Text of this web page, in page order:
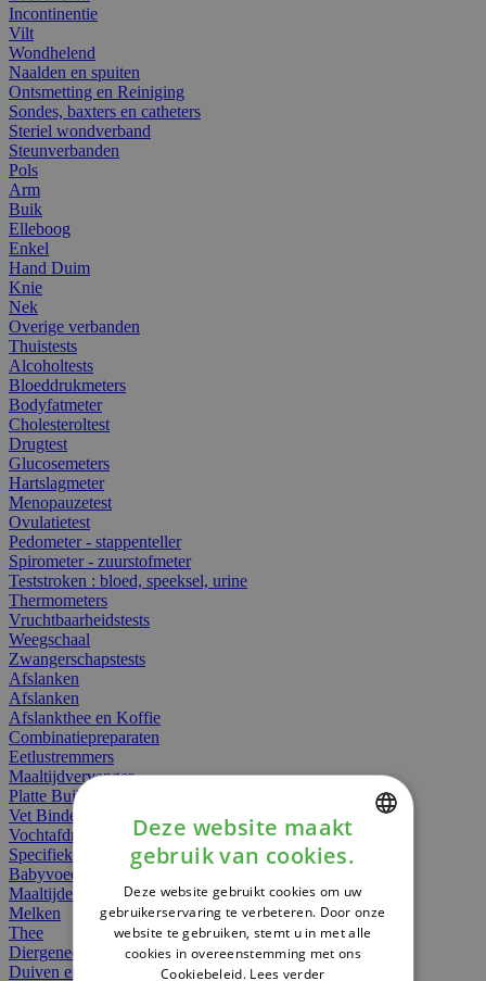
Incontinentie
Vilt
Wondhelend
Naalden en spuiten
Ontsmetting en Reiniging
Sondes, baxters en catheters
Steriel wondverband
Steunverbanden
Pols
Arm
Buik
Elleboog
Enkel
Hand Duim
Knie
Nek
Overige verbanden
Thuistests
Alcoholtests
Bloeddrukmeters
Bodyfatmeter
Cholesteroltest
Drugtest
Glucosemeters
Hartslagmeter
Menopauzetest
Ovulatietest
Pedometer - stappenteller
Spirometer - zuurstofmeter
Teststroken : bloed, speeksel, urine
Thermometers
Vruchtbaarheidstests
Weegschaal
Zwangerschapstests
Afslanken
Afslanken
Afslankthee en Koffie
Combinatiepreparaten
Eetlustremmers
Maaltijdvervanger
Platte Buik
Vet Binders
Vochtafdrijvers
Specifieke Voeding
Babyvoeding
Maaltijden
Melken
Thee
Diergeneesmiddelen
Duiven en vogels
DUTCH
FRENCH
ENGLISH
Deze website maakt
gebruik van cookies.
Deze website gebruikt cookies om uw
gebruikerservaring te verbeteren. Door onze
website te gebruiken, stemt u in met alle
cookies in overeenstemming met ons
Cookiebeleid. Lees verder